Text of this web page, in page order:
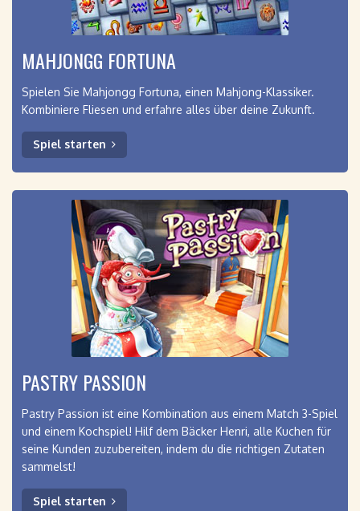
MAHJONGG FORTUNA
Spielen Sie Mahjongg Fortuna, einen Mahjong-Klassiker.
Kombiniere Fliesen und erfahre alles über deine Zukunft.
Spiel starten
PASTRY PASSION
Pastry Passion ist eine Kombination aus einem Match 3-Spiel
und einem Kochspiel! Hilf dem Bäcker Henri, alle Kuchen für
seine Kunden zuzubereiten, indem du die richtigen Zutaten
sammelst!
Spiel starten